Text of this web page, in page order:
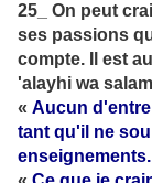
25_ On peut
ses passions
compte. Il est
'alayhi wa
« Aucun
tant qu'il ne
enseignements.